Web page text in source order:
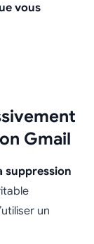
vous
Gmail
suppression
un